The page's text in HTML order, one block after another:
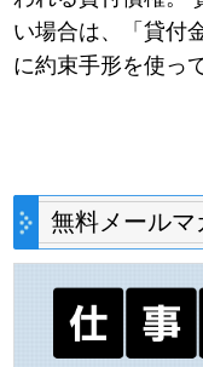
い場合は、「貸付
に約束手形を使
無料メールマ